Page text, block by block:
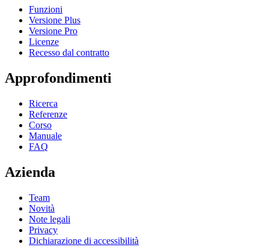
Funzioni
Versione Plus
Versione Pro
Licenze
Recesso dal contratto
Approfondimenti
Ricerca
Referenze
Corso
Manuale
FAQ
Azienda
Team
Novità
Note legali
Privacy
Dichiarazione di accessibilità